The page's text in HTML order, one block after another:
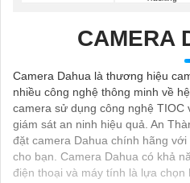
CAMERA
Camera Dahua là thương hiệu
nhiều công nghệ thông minh về
camera sử dụng công nghệ TIOC
giám sát an ninh hiệu quả. An
đặt camera Dahua chính hãng
cho bạn. Camera Dahua có khả
điện thoại và máy tính là lựa